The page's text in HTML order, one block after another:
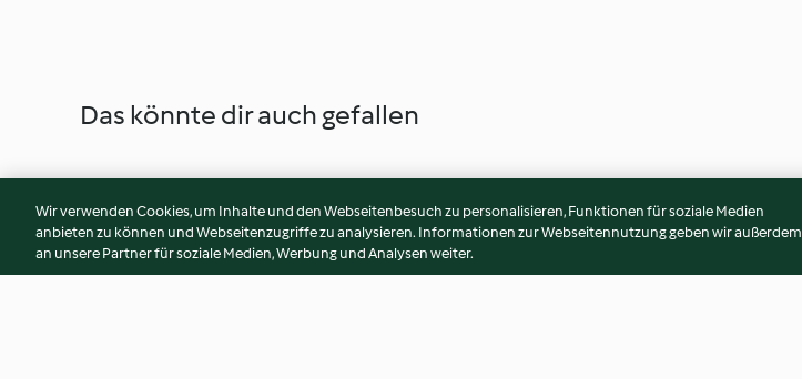
Das könnte dir auch gefallen
Wir verwenden Cookies, um Inhalte und den Webseitenbesuch zu personalisieren, Funktionen für soziale Medien
anbieten zu können und Webseitenzugriffe zu analysieren. Informationen zur Webseitennutzung geben wir außerdem
an unsere Partner für soziale Medien, Werbung und Analysen weiter.